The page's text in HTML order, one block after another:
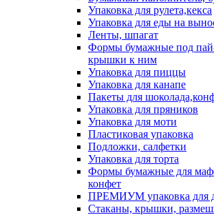
Упаковка для рулета,кекса
Упаковка для еды на
Ленты, шпагат
Формы бумажные под
крышки к ним
Упаковка для пиццы
Упаковка для канапе
Пакеты для
Упаковка для пряников
Упаковка для моти
Пластиковая упаковка
Подложки, салфетки
Упаковка для торта
Формы бумажные для
конфет
ПРЕМИУМ упаковка для
Стаканы, крышки,